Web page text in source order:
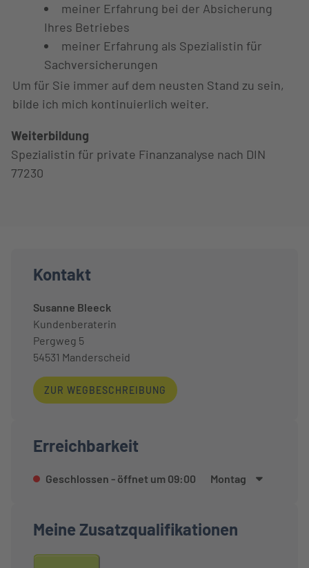
meiner Erfahrung bei der Absicherung
Ihres Betriebes
meiner Erfahrung als Spezialistin für
Sachversicherungen
Um für Sie immer auf dem neusten Stand zu sein,
bilde ich mich kontinuierlich weiter.
Weiterbildung
Spezialistin für private Finanzanalyse nach DIN
77230
Kontakt
Susanne Bleeck
Kundenberaterin
Pergweg 5
54531 Manderscheid
ZUR WEGBESCHREIBUNG
Erreichbarkeit
Geschlossen - öffnet um 09:00 Montag
Meine Zusatzqualifikationen